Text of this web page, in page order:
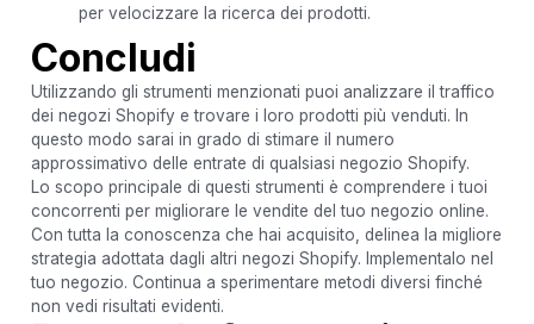
per velocizzare la ricerca dei prodotti.
Concludi
Utilizzando gli strumenti menzionati puoi analizzare il traffico
dei negozi Shopify e trovare i loro prodotti più venduti. In
questo modo sarai in grado di stimare il numero
approssimativo delle entrate di qualsiasi negozio Shopify.
Lo scopo principale di questi strumenti è comprendere i tuoi
concorrenti per migliorare le vendite del tuo negozio online.
Con tutta la conoscenza che hai acquisito, delinea la migliore
strategia adottata dagli altri negozi Shopify. Implementalo nel
tuo negozio. Continua a sperimentare metodi diversi finché
non vedi risultati evidenti.